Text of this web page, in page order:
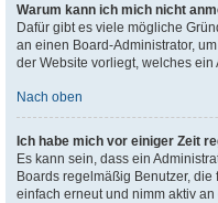
Warum kann ich mich nicht
Dafür gibt es viele mögliche
an einen Board-Administrator,
der Website vorliegt, welches ein
Nach oben
Ich habe mich vor einiger Zeit
Es kann sein, dass ein
Boards regelmäßig Benutzer,
einfach erneut und nimm aktiv